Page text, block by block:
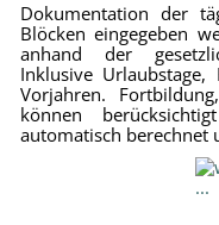
Dokumentation der
Blöcken eingegeben
anhand der
Inklusive
Vorjahren.
können
automatisch berechnet